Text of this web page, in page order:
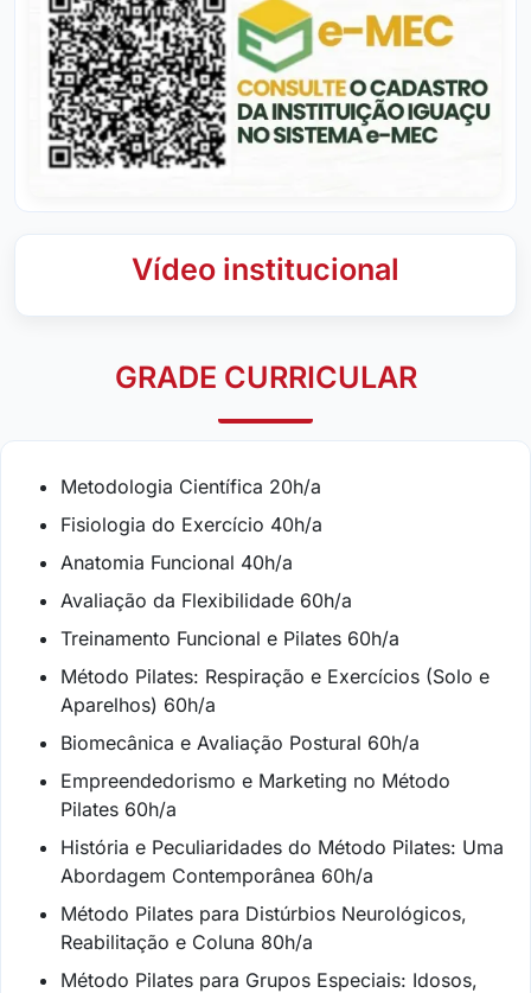
Vídeo institucional
GRADE CURRICULAR
Metodologia Científica 20h/a
Fisiologia do Exercício 40h/a
Anatomia Funcional 40h/a
Avaliação da Flexibilidade 60h/a
Treinamento Funcional e Pilates 60h/a
Método Pilates: Respiração e Exercícios (Solo e
Aparelhos) 60h/a
Biomecânica e Avaliação Postural 60h/a
Empreendedorismo e Marketing no Método
Pilates 60h/a
História e Peculiaridades do Método Pilates: Uma
Abordagem Contemporânea 60h/a
Método Pilates para Distúrbios Neurológicos,
Reabilitação e Coluna 80h/a
Método Pilates para Grupos Especiais: Idosos,